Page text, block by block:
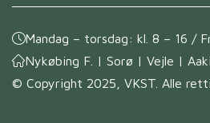
Mandag – torsdag: kl. 8 – 16 /
Nykøbing F. | Sorø | Vejle |
© Copyright 2025, VKST. Alle